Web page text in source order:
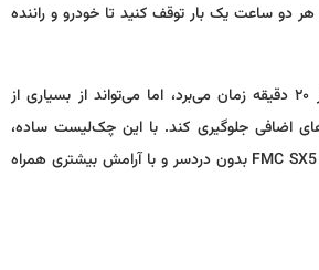
دو ساعت یک بار توقف کنید تا خودرو و راننده
انجام این بررسی‌ها کمتر از ۲۰ دقیقه زمان می‌برد، اما می‌تواند از بسیاری از
اضافی جلوگیری کند. با این چک‌لیست ساده،
مطمئن باشید سفر شما با FMC SX5 بدون دردسر و با آرامش بیشتری همراه